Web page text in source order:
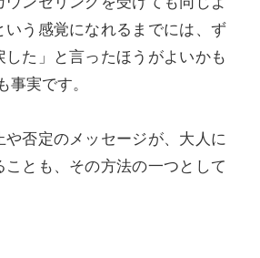
う感覚になれるまでには、ず
た」と言ったほうがよいかも
実です。
否定のメッセージが、大人に
とも、その方法の一つとして